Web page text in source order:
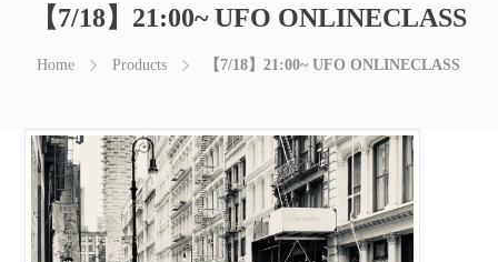
【7/18】21:00~ UFO ONLINECLASS
Home Products 【7/18】21:00~ UFO ONLINECLASS